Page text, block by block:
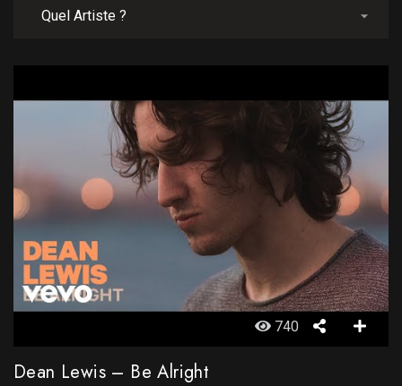
740
Dean Lewis – Be Alright